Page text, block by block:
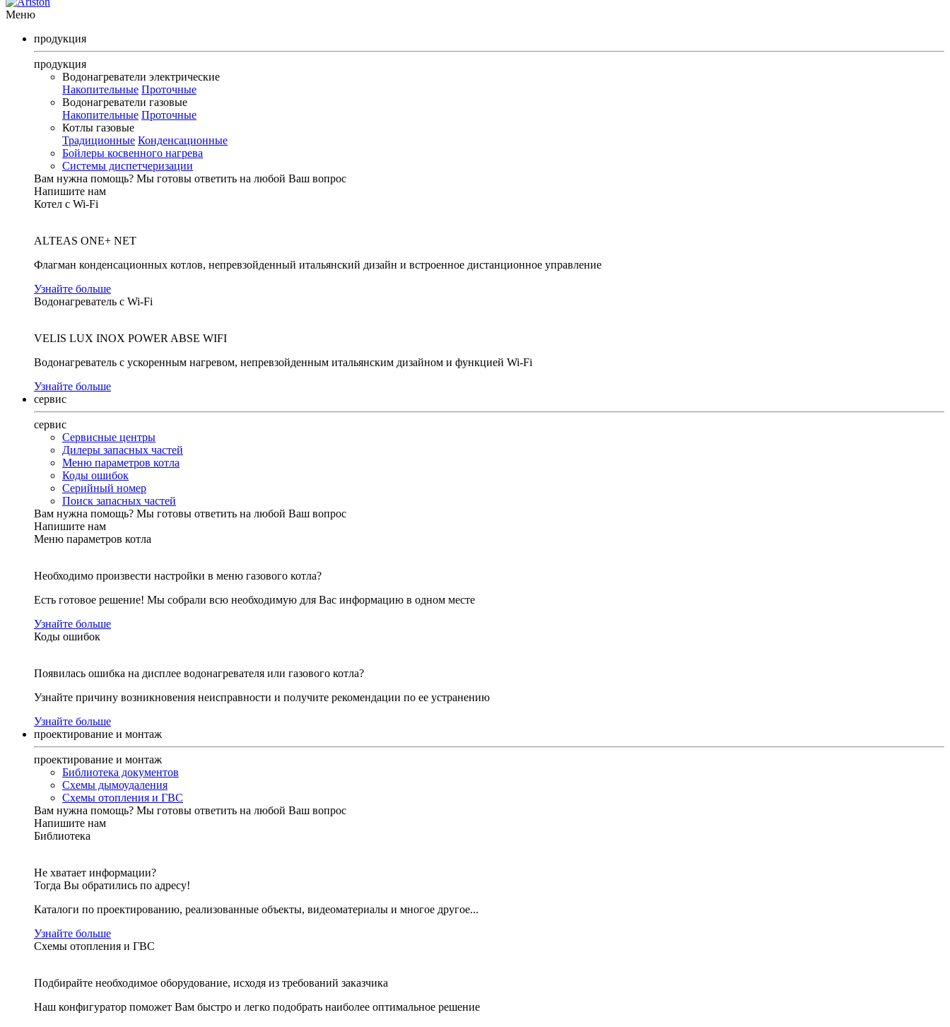
Меню
продукция
продукция
Водонагреватели электрические
Накопительные Проточные
Водонагреватели газовые
Накопительные Проточные
Котлы газовые
Традиционные Конденсационные
Бойлеры косвенного нагрева
Системы диспетчеризации
Вам нужна помощь? Мы готовы ответить на любой Ваш вопрос
Напишите нам
Котел с Wi-Fi
ALTEAS ONE+ NET
Флагман конденсационных котлов, непревзойденный итальянский дизайн и встроенное дистанционное управление
Узнайте больше
Водонагреватель с Wi-Fi
VELIS LUX INOX POWER ABSE WIFI
Водонагреватель с ускоренным нагревом, непревзойденным итальянским дизайном и функцией Wi-Fi
Узнайте больше
сервис
сервис
Сервисные центры
Дилеры запасных частей
Меню параметров котла
Коды ошибок
Серийный номер
Поиск запасных частей
Вам нужна помощь? Мы готовы ответить на любой Ваш вопрос
Напишите нам
Меню параметров котла
Необходимо произвести настройки в меню газового котла?
Есть готовое решение! Мы собрали всю необходимую для Вас информацию в одном месте
Узнайте больше
Коды ошибок
Появилась ошибка на дисплее водонагревателя или газового котла?
Узнайте причину возникновения неисправности и получите рекомендации по ее устранению
Узнайте больше
проектирование и монтаж
проектирование и монтаж
Библиотека документов
Схемы дымоудаления
Схемы отопления и ГВС
Вам нужна помощь? Мы готовы ответить на любой Ваш вопрос
Напишите нам
Библиотека
Не хватает информации?
Тогда Вы обратились по адресу!
Каталоги по проектированию, реализованные объекты, видеоматериалы и многое другое...
Узнайте больше
Схемы отопления и ГВС
Подбирайте необходимое оборудование, исходя из требований заказчика
Наш конфигуратор поможет Вам быстро и легко подобрать наиболее оптимальное решение